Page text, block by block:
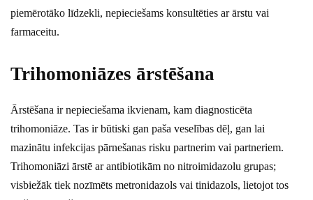
piemērotāko līdzekli, nepieciešams konsultēties ar ārstu vai
farmaceitu.
Trihomoniāzes ārstēšana
Ārstēšana ir nepieciešama ikvienam, kam diagnosticēta
trihomoniāze. Tas ir būtiski gan paša veselības dēļ, gan lai
mazinātu infekcijas pārnešanas risku partnerim vai partneriem.
Trihomoniāzi ārstē ar antibiotikām no nitroimidazolu grupas;
visbiežāk tiek nozīmēts metronidazols vai tinidazols, lietojot tos